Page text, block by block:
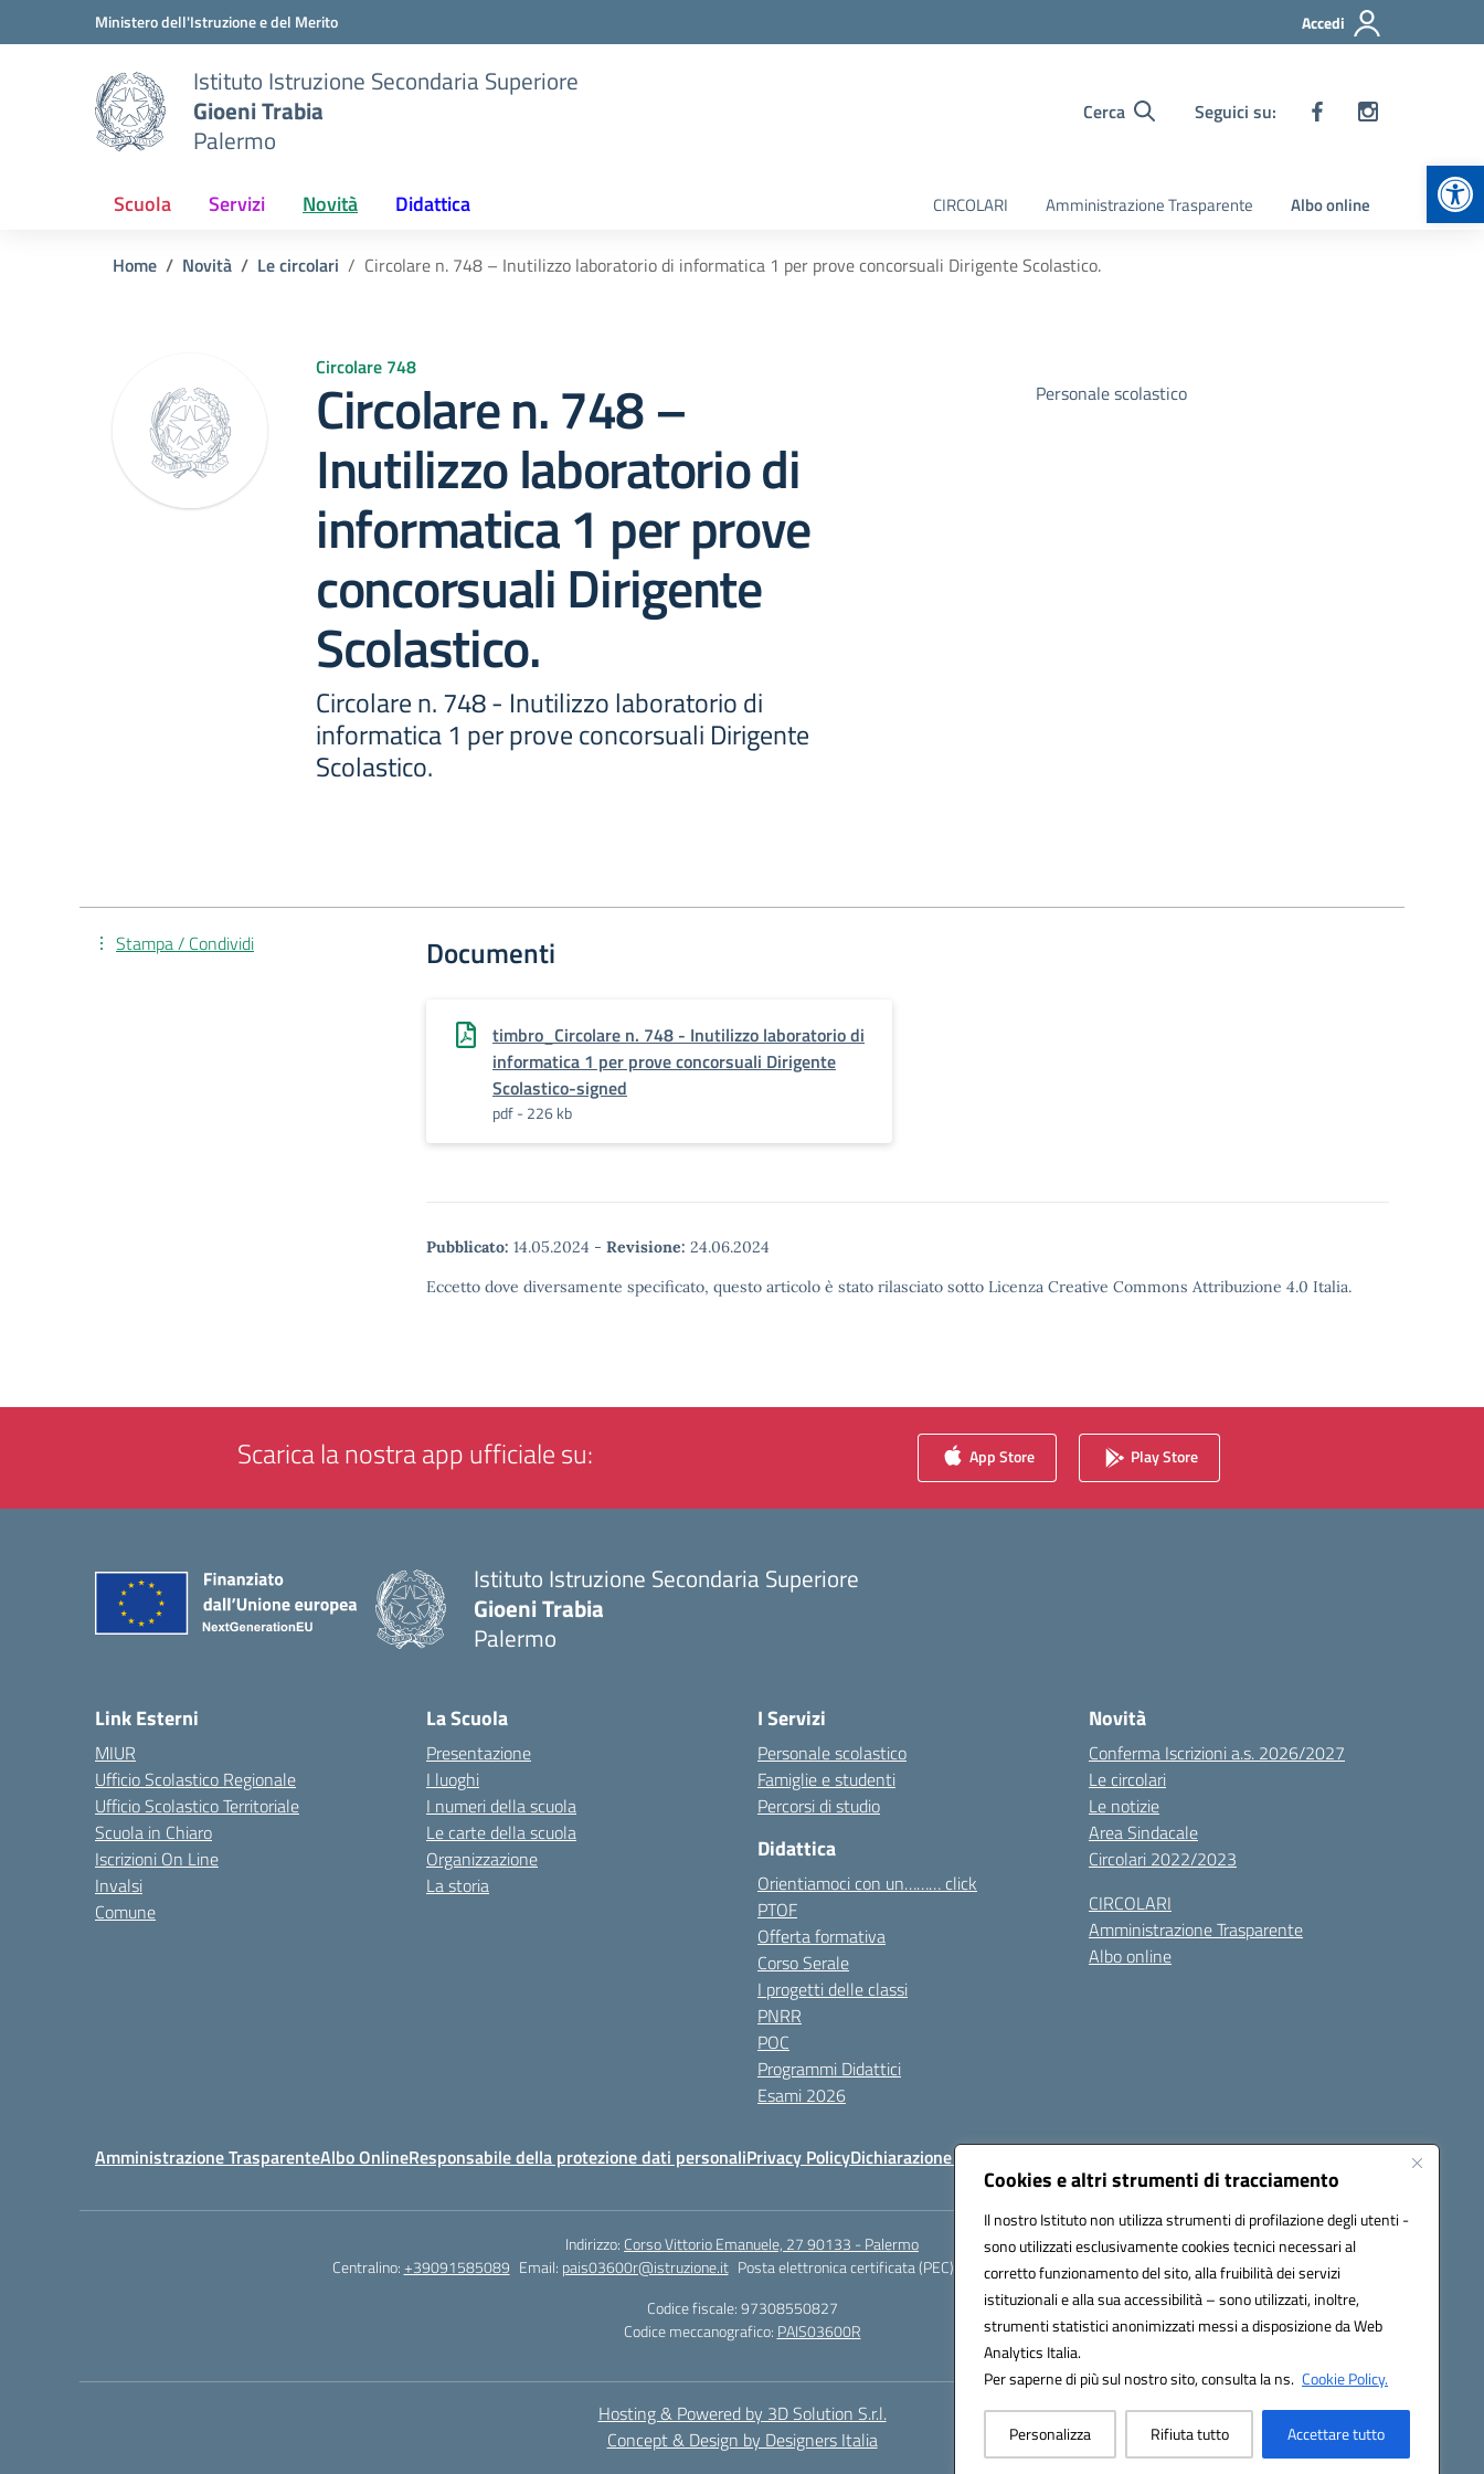
Cookies e altri strumenti di tracciamento
Il nostro Istituto non utilizza strumenti di profilazione degli utenti -
sono utilizzati esclusivamente cookies tecnici necessari al
corretto funzionamento del sito, alla fruibilità dei servizi
istituzionali e alla sua accessibilità – sono utilizzati, inoltre,
strumenti statistici anonimizzati messi a disposizione da Web
Analytics Italia.
Per saperne di più sul nostro sito, consulta la ns. Cookie Policy.
Personalizza Rifiuta tutto Accettare tutto
Vai ai contenuti
Vai al menu di navigazioneMinistero dell'Istruzione e del Merito Accedi
Istituto Istruzione Secondaria Superiore
Gioeni Trabia
Palermo
Cerca Seguici su:
Scuola Servizi Novità Didattica CIRCOLARI Amministrazione Trasparente Albo online
Home Novità Le circolari Circolare n. 748 – Inutilizzo laboratorio di informatica 1 per prove concorsuali Dirigente Scolastico.
Circolare 748
Circolare n. 748 –
Inutilizzo laboratorio di
informatica 1 per prove
concorsuali Dirigente
Scolastico.
Circolare n. 748 - Inutilizzo laboratorio di
informatica 1 per prove concorsuali Dirigente
Scolastico.
Personale scolastico
Documenti
timbro_Circolare n. 748 - Inutilizzo laboratorio di
informatica 1 per prove concorsuali Dirigente
Scolastico-signed
pdf - 226 kb
Pubblicato: 14.05.2024 - Revisione: 24.06.2024
Eccetto dove diversamente specificato, questo articolo è stato rilasciato sotto Licenza Creative Commons Attribuzione 4.0 Italia.
Stampa / Condividi
Scarica la nostra app ufficiale su: App Store Play Store
Istituto Istruzione Secondaria Superiore
Gioeni Trabia
Palermo
Link Esterni
MIUR
Ufficio Scolastico Regionale
Ufficio Scolastico Territoriale
Scuola in Chiaro
Iscrizioni On Line
Invalsi
Comune
La Scuola
Presentazione
I luoghi
I numeri della scuola
Le carte della scuola
Organizzazione
La storia
I Servizi
Personale scolastico
Famiglie e studenti
Percorsi di studio
Didattica
Orientiamoci con un……… click
PTOF
Offerta formativa
Corso Serale
I progetti delle classi
PNRR
POC
Programmi Didattici
Esami 2026
Novità
Conferma Iscrizioni a.s. 2026/2027
Le circolari
Le notizie
Area Sindacale
Circolari 2022/2023
CIRCOLARI
Amministrazione Trasparente
Albo online
Amministrazione TrasparenteAlbo OnlineResponsabile della protezione dati personaliPrivacy PolicyDichiarazione di accessibilità Seguici su:
Indirizzo: Corso Vittorio Emanuele, 27 90133 - Palermo
Centralino:+39091585089 Email: pais03600r@istruzione.it Posta elettronica certificata (PEC):
pais03600r@pec.istruzione.it
Codice fiscale: 97308550827
Codice meccanografico: PAIS03600R
Hosting & Powered by 3D Solution S.r.l.
Concept & Design by Designers Italia